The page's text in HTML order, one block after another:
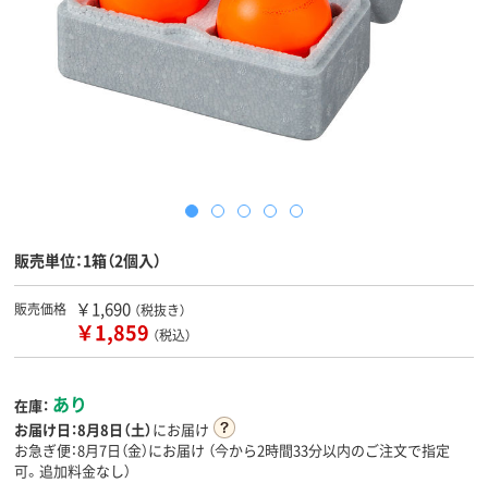
販売単位：1箱（2個入）
販売価格 ￥1,690 （税抜き）
￥1,859 （税込）
在庫： あり
お届け日：8月8日（土）にお届け
お急ぎ便：8月7日（金）にお届け （今から2時間33分以内のご注文で指定
可。追加料金なし）